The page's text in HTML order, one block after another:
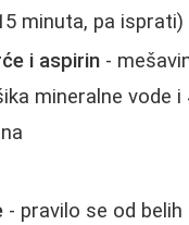
minuta, pa isprati)
i aspirin -
mineralne vode i
- pravilo se od belih